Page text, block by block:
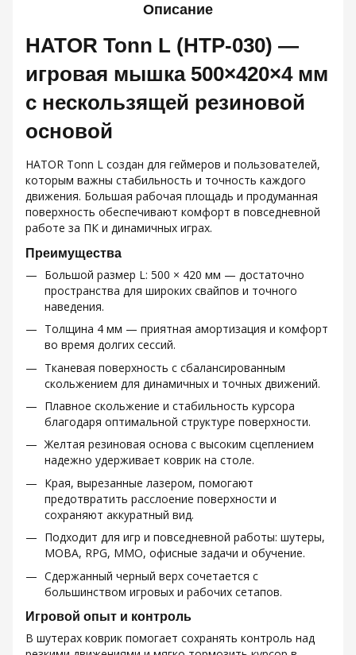
Описание
HATOR Tonn L (HTP-030) —
игровая мышка 500×420×4 мм
с нескользящей резиновой
основой
HATOR Tonn L создан для геймеров и пользователей,
которым важны стабильность и точность каждого
движения. Большая рабочая площадь и продуманная
поверхность обеспечивают комфорт в повседневной
работе за ПК и динамичных играх.
Преимущества
Большой размер L: 500 × 420 мм — достаточно
пространства для широких свайпов и точного
наведения.
Толщина 4 мм — приятная амортизация и комфорт
во время долгих сессий.
Тканевая поверхность с сбалансированным
скольжением для динамичных и точных движений.
Плавное скольжение и стабильность курсора
благодаря оптимальной структуре поверхности.
Желтая резиновая основа с высоким сцеплением
надежно удерживает коврик на столе.
Края, вырезанные лазером, помогают
предотвратить расслоение поверхности и
сохраняют аккуратный вид.
Подходит для игр и повседневной работы: шутеры,
MOBA, RPG, MMO, офисные задачи и обучение.
Сдержанный черный верх сочетается с
большинством игровых и рабочих сетапов.
Игровой опыт и контроль
В шутерах коврик помогает сохранять контроль над